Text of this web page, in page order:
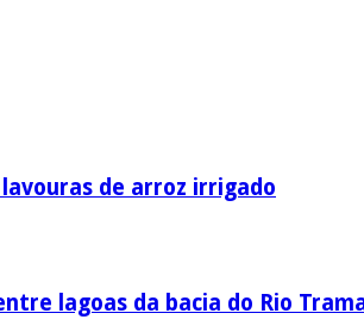
de arroz irrigado
lagoas da bacia do Rio